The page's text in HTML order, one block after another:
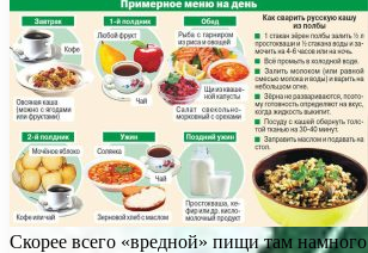
Скорее всего «вредной» пищи там